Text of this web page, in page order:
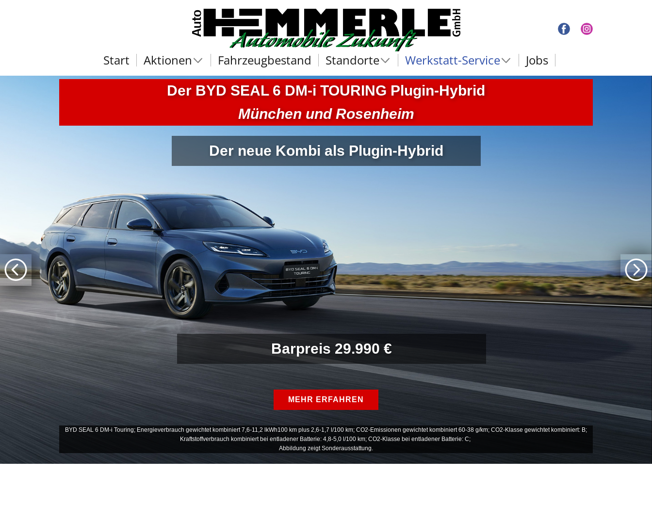
Start Aktionen Fahrzeugbestand Standorte Werkstatt-Service
Jobs
Der BYD SEAL 6 DM-i TOURING Plugin-Hybrid
München und Rosenheim
Der neue Kombi als Plugin-Hybrid
Barpreis 29.990 €
MEHR ERFAHREN
BYD SEAL 6 DM-i Touring; Energieverbrauch gewichtet kombiniert 7,6-11,2 lkWh100 km plus 2,6-1,7 l/100 km; CO2-Emissionen gewichtet kombiniert 60-38 g/km; CO2-Klasse gewichtet kombiniert: B;
Kraftstoffverbrauch kombiniert bei entladener Batterie: 4,8-5,0 l/100 km; CO2-Klasse bei entladener Batterie: C;
Abbildung zeigt Sonderausstattung.